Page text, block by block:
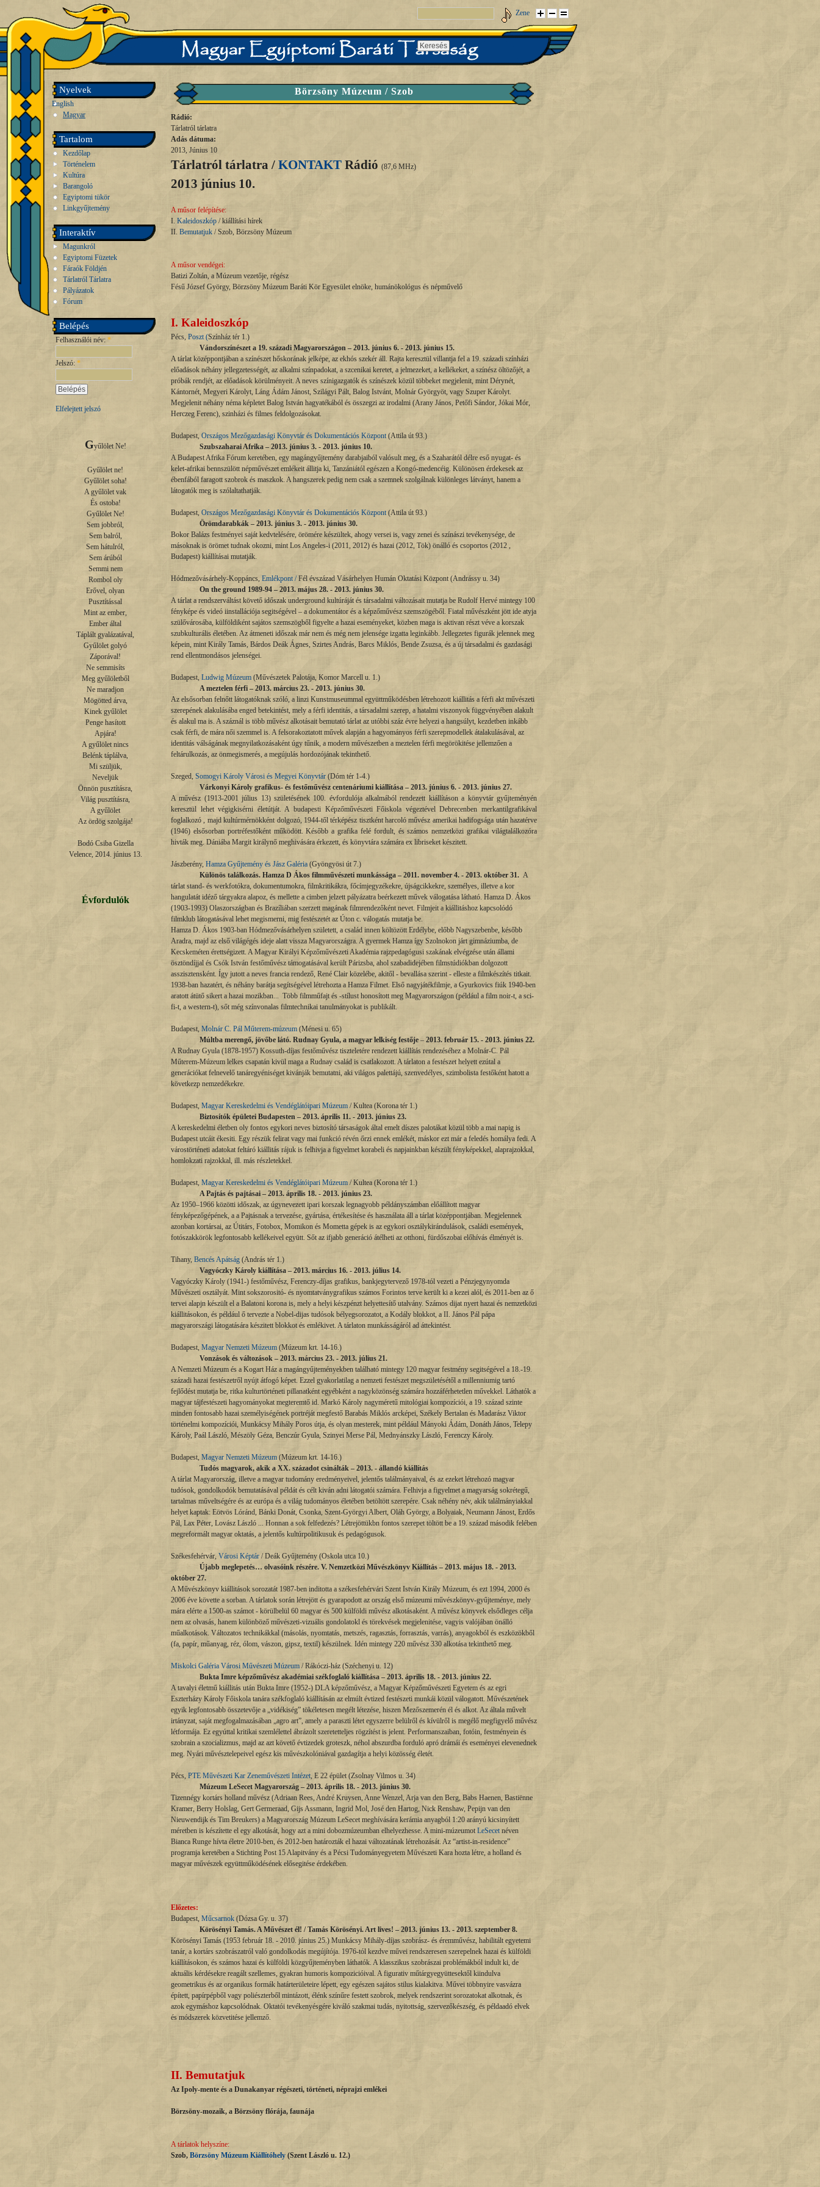
Zene
Nyelvek
English
Magyar
Tartalom
Kezdőlap
Történelem
Kultúra
Barangoló
Egyiptomi tükör
Linkgyűjtemény
Interaktív
Magunkról
Egyiptomi Füzetek
Fáraók Földjén
Tárlatról Tárlatra
Pályázatok
Fórum
Belépés
Felhasználói név: *
Jelszó: *
Elfelejtett jelszó
Gyűlölet Ne!
Gyűlölet ne!
Gyűlölet soha!
A gyűlölet vak
És ostoba!
Gyűlölet Ne!
Sem jobbról,
Sem balról,
Sem hátulról,
Sem árúból
Semmi nem
Rombol oly
Erővel, olyan
Pusztítással
Mint az ember,
Ember által
Táplált gyalázatával,
Gyűlölet golyó
Záporával!
Ne semmisíts
Meg gyűlöletből
Ne maradjon
Mögötted árva,
Kinek gyűlölet
Penge hasított
Apjára!
A gyűlölet nincs
Belénk táplálva,
Mi szüljük,
Neveljük
Önnön pusztításra,
Világ pusztításra,
A gyűlölet
Az ördög szolgája!
Bodó Csiba Gizella
Velence, 2014. június 13.
Évfordulók
Börzsöny Múzeum / Szob
Rádió:
Tárlatról tárlatra
Adás dátuma:
2013, Június 10
Tárlatról tárlatra / KONTAKT Rádió (87,6 MHz)
2013 június 10.
A műsor felépítése:
I. Kaleidoszkóp / kiállítási hírek
II. Bemutatjuk / Szob, Börzsöny Múzeum
A műsor vendégei:
Batizi Zoltán, a Múzeum vezetője, régész
Fésű József György, Börzsöny Múzeum Baráti Kör Egyesület elnöke, humánökológus és népművelő
I. Kaleidoszkóp
Pécs, Poszt (Színház tér 1.)
Vándorszínészet a 19. századi Magyarországon – 2013. június 6. - 2013. június 15.
A tárlat középpontjában a színészet hőskorának jelképe, az ekhós szekér áll. Rajta keresztül villantja fel a 19. századi színházi
előadások néhány jellegzetességét, az alkalmi színpadokat, a szcenikai keretet, a jelmezeket, a kellékeket, a színész öltözőjét, a
próbák rendjét, az előadások körülményeit. A neves színigazgatók és színészek közül többeket megjelenit, mint Dérynét,
Kántornét, Megyeri Károlyt, Láng Ádám Jánost, Szilágyi Pált, Balog Istvánt, Molnár Györgyöt, vagy Szuper Károlyt.
Megjelenit néhány néma képletet Balog István hagyatékából és összegzi az irodalmi (Arany János, Petőfi Sándor, Jókai Mór,
Herczeg Ferenc), szinházi és filmes feldolgozásokat.
Budapest, Országos Mezőgazdasági Könyvtár és Dokumentációs Központ(Attila út 93.)
Szubszaharai Afrika – 2013. június 3. - 2013. június 10.
A Budapest Afrika Fórum keretében, egy magángyűjtemény darabjaiból valósult meg, és a Szaharától délre eső nyugat- és
kelet-afrikai bennszülött népművészet emlékeit állitja ki, Tanzániától egészen a Kongó-medencéig. Különösen érdekesek az
ébenfából faragott szobrok és maszkok. A hangszerek pedig nem csak a szemnek szolgálnak különleges látványt, hanem a
látogatók meg is szólaltathatják.
Budapest, Országos Mezőgazdasági Könyvtár és Dokumentációs Központ(Attila út 93.)
Örömdarabkák – 2013. június 3. - 2013. június 30.
Bokor Balázs festményei saját kedvtelésére, örömére készültek, ahogy versei is, vagy zenei és színászi tevékenysége, de
másoknak is örömet tudnak okozni, mint Los Angeles-i (2011, 2012) és hazai (2012, Tök) önálló és csoportos (2012 ,
Budapest) kiállításai mutatják.
Hódmezővásárhely-Koppáncs, Emlékpont /Fél évszázad Vásárhelyen Humán Oktatási Központ (Andrássy u. 34)
On the ground 1989-94 – 2013. május 28. - 2013. június 30.
A tárlat a rendszerváltást követő időszak underground kultúráját és társadalmi változásait mutatja be Rudolf Hervé mintegy 100
fényképe és videó iinstallációja segitségével – a dokumentátor és a képzőművész szemszögéből. Fiatal művészként jött ide atyja
szülővárosába, külföldiként sajátos szemszögből figyelte a hazai eseményeket, közben maga is aktivan részt véve a korszak
szubkulturális életében. Az átmeneti időszak már nem és még nem jelensége izgatta leginkább. Jellegzetes figurák jelennek meg
képein, mint Király Tamás, Bárdos Deák Ágnes, Szirtes András, Barcs Miklós, Bende Zsuzsa, és a új társadalmi és gazdasági
rend ellentmondásos jelenségei.
Budapest, Ludwig Múzeum (Művészetek Palotája, Komor Marcell u. 1.)
A meztelen férfi– 2013. március 23. - 2013. június 30.
Az elsősorban felnőtt látogatóknak szóló, a linzi Kunstmuseummal együttműködésben létrehozott kiállitás a férfi akt művészeti
szerepének alakulásába enged betekintést, mely a férfi identitás, a társadalmi szerep, a hatalmi viszonyok függvényében alakult
és alakul ma is. A száznál is több művész alkotásait bemutató tárlat az utóbbi száz évre helyezi a hangsúlyt, kezdetben inkább
csak férfi, de mára női szemmel is. A felsorakoztatott művek alapján a hagyományos férfi szerepmodellek átalakulásával, az
identitás válságának megnyilatkozásaként úgy tűnik, a modern művészetben a meztelen férfi megörökitése jellemzően a
feltárulkozás, az önmegismerés, a megújulás hordozójának tekinthető.
Szeged, Somogyi Károly Városi és Megyei Könyvtár (Dóm tér 1-4.)
Várkonyi Károly grafikus- és festőművész centenáriumi kiállítása – 2013.június 6. - 2013.június 27.
A művész (1913-2001 július 13) születésének 100. évfordulója alkalmából rendezett kiállításon a könyvtár gyűjteményén
keresztül lehet végigkisérni életútját. A budapesti Képzőművészeti Főiskola végeztével Debrecenben merkantilgrafikával
foglalkozó , majd kultúrmérnökként dolgozó, 1944-től térképész tisztként harcoló művész amerikai hadifogsága után hazatérve
(1946) elsősorban portréfestőként működött. Később a grafika felé fordult, és számos nemzetközi grafikai világtalálkozóra
hivták meg. Dániába Margit királynő meghivására érkezett, és könyvtára számára ex libriseket készitett.
Jászberény, Hamza Gyűjtemény és Jász Galéria (Gyöngyösi út 7.)
Különös találkozás. Hamza D Ákos filmművészeti munkássága – 2011. november 4. - 2013. október 31.A
tárlat stand- és werkfotókra, dokumentumokra, filmkritikákra, főcímjegyzékekre, újságcikkekre, személyes, illetve a kor
hangulatát idéző tárgyakra alapoz, és mellette a cimben jelzett pályázatra beérkezett művek válogatása látható. Hamza D. Ákos
(1903-1993) Olaszországban és Brazíliában szerzett magának filmrendezőként nevet. Filmjeit a kiállitáshoz kapcsolódó
filmklub látogatásával lehet megismerni, mig festészetét az Úton c. válogatás mutatja be.
Hamza D. Ákos 1903-ban Hódmezővásárhelyen született, a család innen költözött Erdélybe, előbb Nagyszebenbe, később
Aradra, majd az első világégés ideje alatt vissza Magyarországra. A gyermek Hamza így Szolnokon járt gimnáziumba, de
Kecskeméten érettségizett. A Magyar Királyi Képzőművészeti Akadémia rajzpedagógusi szakának elvégzése után állami
ösztöndíjjal és Csók István festőművész támogatásával került Párizsba, ahol szabadidejében filmstúdiókban dolgozott
asszisztensként. Így jutott a neves francia rendező, René Clair közelébe, akitől - bevallása szerint - elleste a filmkészítés titkait.
1938-ban hazatért, és néhány barátja segítségével létrehozta a Hamza Filmet. Első nagyjátékfilmje, a Gyurkovics fiúk 1940-ben
aratott átütő sikert a hazai mozikban... Több filmműfajt és -stílust honosított meg Magyarországon (például a film noir-t, a sci-
fi-t, a western-t), sőt még színvonalas filmtechnikai tanulmányokat is publikált.
Budapest, Molnár C. Pál Műterem-múzeum (Ménesi u. 65)
Múltba merengő, jövőbe látó. Rudnay Gyula, a magyar lelkiség festője–2013. február 15. - 2013. június 22.
A Rudnay Gyula (1878-1957) Kossuth-díjas festőművész tiszteletére rendezett kiállítás rendezéséhez a Molnár-C. Pál
Műterem-Múzeum lelkes csapatán kivül maga a Rudnay család is csatlakozott. A tárlaton a festészet helyett ezútal a
generációkat felnevelő tanáregyéniséget kivánják bemutatni, aki világos palettájú, szenvedélyes, szimbolista festőként hatott a
következp nemzedékekre.
Budapest, Magyar Kereskedelmi és Vendéglátóipari Múzeum / Kultea (Korona tér 1.)
Biztosítók épületei Budapesten – 2013. április 11. - 2013. június 23.
A kereskedelmi életben oly fontos egykori neves biztosító társaságok által emelt díszes palotákat közül több a mai napig is
Budapest utcáit ékesiti. Egy részük felirat vagy mai funkció révén őrzi ennek emlékét, máskor ezt már a feledés homálya fedi. A
várostörténeti adatokat feltáró kiállitás rájuk is felhivja a figyelmet korabeli és napjainkban készült fényképekkel, alaprajzokkal,
homlokzati rajzokkal, ill. más részletekkel.
Budapest, Magyar Kereskedelmi és Vendéglátóipari Múzeum / Kultea (Korona tér 1.)
A Pajtás és pajtásai – 2013. április 18. - 2013. június 23.
Az 1950–1966 közötti időszak, az úgynevezett ipari korszak legnagyobb példányszámban előállított magyar
fényképezőgépének, a a Pajtásnak a tervezése, gyártása, értékesítése és használata áll a tárlat középpontjában. Megjelennek
azonban kortársai, az Útitárs, Fotobox, Momikon és Mometta gépek is az egykori osztálykirándulások, családi események,
fotószakkörök legfontosabb kellékeivel együtt. Sőt az ifjabb generáció átélheti az otthoni, fürdőszobai előhívás élményét is.
Tihany, Bencés Apátság (András tér 1.)
Vagyóczky Károly kiállítása – 2013. március 16. - 2013. július 14.
Vagyóczky Károly (1941-) festőművész, Ferenczy-díjas grafikus, bankjegytervező 1978-tól vezeti a Pénzjegynyomda
Művészeti osztályát. Mint sokszorositó- és nyomtatványgrafikus számos Forintos terve került ki a kezei alól, és 2011-ben az ő
tervei alapjn készült el a Balatoni korona is, mely a helyi készpénzt helyettesítő utalvány. Számos dijat nyert hazai és nemzetközi
kiállitásokon, és például ő tervezte a Nobel-dijas tudósok bélyegsorozatot, a Kodály blokkot, a II. János Pál pápa
magyarországi látogatására készitett blokkot és emlékivet. A tárlaton munkásságáról ad áttekintést.
Budapest, Magyar Nemzeti Múzeum (Múzeum krt. 14-16.)
Vonzások és változások – 2013. március 23. - 2013. július 21.
A Nemzeti Múzeum és a Kogart Ház a magángyűjteményekben található mintegy 120 magyar festmény segitségével a 18.-19.
századi hazai festészetről nyújt átfogó képet. Ezzel gyakorlatilag a nemzeti festészet megszületésétől a millenniumig tartó
fejlődést mutatja be, ritka kulturtörténeti pillanatként egyébként a nagyközönség számára hozzáférhetetlen művekkel. Láthatók a
magyar tájfestészeti hagyományokat megteremtő id. Markó Károly nagyméretű mitológiai kompozíciói, a 19. század szinte
minden fontosabb hazai személyiségének portréját megfestő Barabás Miklós arcképei, Székely Bertalan és Madarász Viktor
történelmi kompozíciói, Munkácsy Mihály Poros útja, és olyan mesterek, mint például Mányoki Ádám, Donáth János, Telepy
Károly, Paál László, Mészöly Géza, Benczúr Gyula, Szinyei Merse Pál, Mednyánszky László, Ferenczy Károly.
Budapest, Magyar Nemzeti Múzeum (Múzeum krt. 14-16.)
Tudós magyarok, akik a XX. századot csinálták – 2013. - állandó kiállítás
A tárlat Magyarország, illetve a magyar tudomány eredményeivel, jelentős találmányaival, és az ezeket létrehozó magyar
tudósok, gondolkodók bemutatásával példát és célt kiván adni látogatói számára. Felhivja a figyelmet a magyarság sokrétegű,
tartalmas műveltségére és az európa és a világ tudományos életében betöltött szerepére. Csak néhény név, akik találmányiakkal
helyet kaptak: Eötvös Lóránd, Bánki Donát, Csonka, Szent-Györgyi Albert, Oláh György, a Bolyaiak, Neumann Jánost, Erdős
Pál, Lax Péter, Lovász László ... Honnan a sok felfedezés? Létrejöttükbn fontos szerepet töltött be a 19. század második felében
megreformált magyar oktatás, a jelentős kultúrpolitikusuk és pedagógusok.
Székesfehérvár, Városi Képtár / Deák Gyűjtemény (Oskola utca 10.)
Újabb meglepetés… olvasóink részére. V. Nemzetközi Művészkönyv Kiállítás – 2013. május 18. - 2013.
október 27.
A Művészkönyv kiállitások sorozatát 1987-ben inditotta a székesfehérvári Szent István Király Múzeum, és ezt 1994, 2000 és
2006 éve követte a sorban. A tárlatok során létrejött és gyarapodott az ország első múzeumi művészkönyv-gyűjteménye, mely
mára elérte a 1500-as számot - körülbelül 60 magyar és 500 külföldi művész alkotásaként. A művész könyvek elsődleges célja
nem az olvasás, hanem különböző művészeti-vizuális gondolatokl és törekvések megjelenitése, vagyis valójában önálló
műalkotások. Változatos technikákkal (másolás, nyomtatás, metszés, ragasztás, forrasztás, varrás), anyagokból és eszközökből
(fa, papír, műanyag, réz, ólom, vászon, gipsz, textil) készülnek. Idén mintegy 220 művész 330 alkotása tekinthető meg.
Miskolci Galéria Városi Művészeti Múzeum / Rákóczi-ház (Széchenyi u. 12)
Bukta Imre képzőművész akadémiai székfoglaló kiállítása – 2013. április 18. - 2013. június 22.
A tavalyi életmű kiállitás után Bukta Imre (1952-) DLA képzőművész, a Magyar Képzőművészeti Egyetem és az egri
Eszterházy Károly Főiskola tanára székfoglaló kiállításán az elmúlt évtized festészeti munkái közül válogatott. Művészetének
egyik legfontosabb összetevője a „vidékiség” tökéletesen megélt létezése, hiszen Mezőszemerén él és alkot. Az általa művelt
irtányzat, saját megfogalmazásában „agro art”, amely a paraszti létet egyszerre belülről és kívülről is megélő megfigyelő művész
létformája. Ez egyúttal kritikai szemlélettel ábrázolt szeretetteljes rögzítést is jelent. Performanszaiban, fotóin, festményein és
szobrain a szocializmus, majd az azt követő évtizedek groteszk, néhol abszurdba forduló apró drámái és eseményei elevenednek
meg. Nyári művésztelepeivel egész kis művészkolóniával gazdagítja a helyi közösség életét.
Pécs, PTE Művészeti Kar Zeneművészeti Intézet, E 22 épület (Zsolnay Vilmos u. 34)
Múzeum LeSecet Magyarország – 2013. április 18. - 2013. június 30.
Tizennégy kortárs holland művész (Adriaan Rees, André Kruysen, Anne Wenzel, Arja van den Berg, Babs Haenen, Bastiënne
Kramer, Berry Holslag, Gert Germeraad, Gijs Assmann, Ingrid Mol, José den Hartog, Nick Renshaw, Pepijn van den
Nieuwendijk és Tim Breukers) a Magyarország Múzeum LeSecet meghívására kerámia anyagból 1:20 arányú kicsinyített
méretben is készítette el egy alkotását, hogy azt a mini dobozmúzeumban elhelyezhesse. A mini-múzeumot LeSecet néven
Bianca Runge hívta életre 2010-ben, és 2012-ben határozták el hazai változatának létrehozását. Az “artist-in-residence”
programja keretében a Stichting Post 15 Alapitvány és a Pécsi Tudományegyetem Művészeti Kara hozta létre, a holland és
magyar művészek együttműködésének elősegitése érdekében.
Előzetes:
Budapest, Műcsarnok (Dózsa Gy. u. 37)
Körösényi Tamás. A Művészet él! / Tamás Körösényi. Art lives! – 2013. június 13. - 2013. szeptember 8.
Körösényi Tamás (1953 február 18. - 2010. június 25.) Munkácsy Mihály-díjas szobrász- és éremművész, habilitált egyetemi
tanár, a kortárs szobrászatról való gondolkodás megújítója. 1976-tól kezdve művei rendszeresen szerepelnek hazai és külföldi
kiállításokon, és számos hazai és külföldi közgyűjteményben láthatók. A klasszikus szobrászai problémákból indult ki, de
aktuális kérdésekre reagált szellemes, gyakran humoris kompozicióival. A figurativ műtárgyegyüttesektől kiindulva
geometrikus és az organikus formák határterületeire lépett, egy egészen sajátos stilus kialakitva. Művei többnyire vasvázra
épített, papírpépből vagy poliészterből mintázott, élénk színűre festett szobrok, melyek rendszerint sorozatokat alkotnak, és
azok egymáshoz kapcsolódnak. Oktatói tevékenyésgére kiváló szakmai tudás, nyitottság, szervezőkészség, és példaadó elvek
és módszerek közvetitése jellemző.
II. Bemutatjuk
Az Ipoly-mente és a Dunakanyar régészeti, történeti, néprajzi emlékei
Börzsöny-mozaik, a Börzsöny flórája, faunája
A tárlatok helyszíne:
Szob, Börzsöny Múzeum Kiállítóhely (Szent László u. 12.)